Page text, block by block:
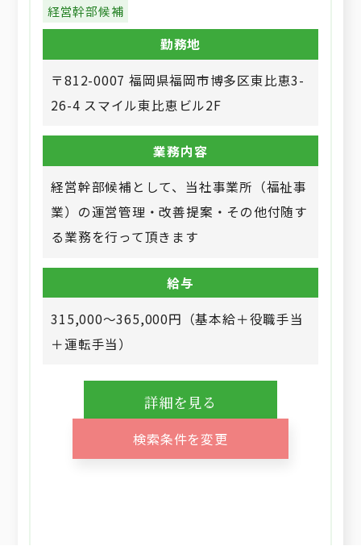
検索条件を変更
経営幹部候補
勤務地
〒812-0007 福岡県福岡市博多区東比恵3-
26-4 スマイル東比恵ビル2F
業務内容
経営幹部候補として、当社事業所（福祉事
業）の運営管理・改善提案・その他付随す
る業務を行って頂きます
給与
315,000～365,000円（基本給＋役職手当
＋運転手当）
詳細を見る